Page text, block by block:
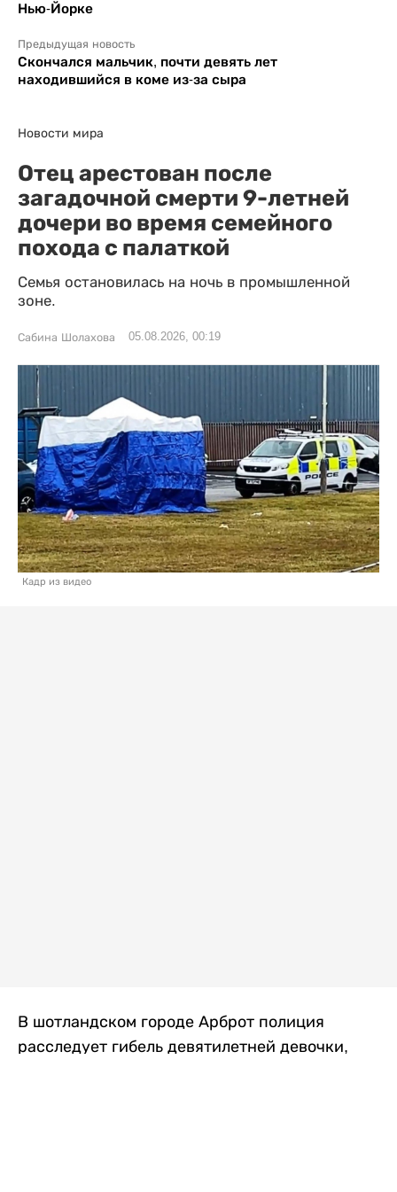
Нью-Йорке
Предыдущая новость
Скончался мальчик, почти девять лет
находившийся в коме из-за сыра
Новости мира
Отец арестован после
загадочной смерти 9-летней
дочери во время семейного
похода с палаткой
Семья остановилась на ночь в промышленной
зоне.
Сабина Шолахова 05.08.2026, 00:19
Кадр из видео
В шотландском городе Арброт полиция
расследует гибель девятилетней девочки,